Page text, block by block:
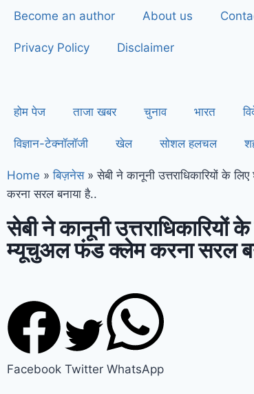
Become an author About us
Privacy Policy Disclaimer
होम पेज ताजा खबर चुनाव भारत
विज्ञान-टेक्नॉलॉजी खेल सोशल हलचल
Home » बिज़नेस » सेबी ने कानूनी उत्तराधिकारियों के
करना सरल बनाया है..
सेबी ने कानूनी उत्तराधिकारियों
म्यूचुअल फंड क्लेम करना सरल
Facebook Twitter WhatsApp